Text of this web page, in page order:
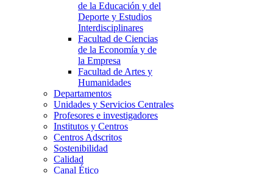
de la Educación y del
Deporte y Estudios
Interdisciplinares
Facultad de Ciencias
de la Economía y de
la Empresa
Facultad de Artes y
Humanidades
Departamentos
Unidades y Servicios Centrales
Profesores e investigadores
Institutos y Centros
Centros Adscritos
Sostenibilidad
Calidad
Canal Ético